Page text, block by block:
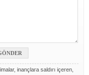
inançlara saldırı içeren,